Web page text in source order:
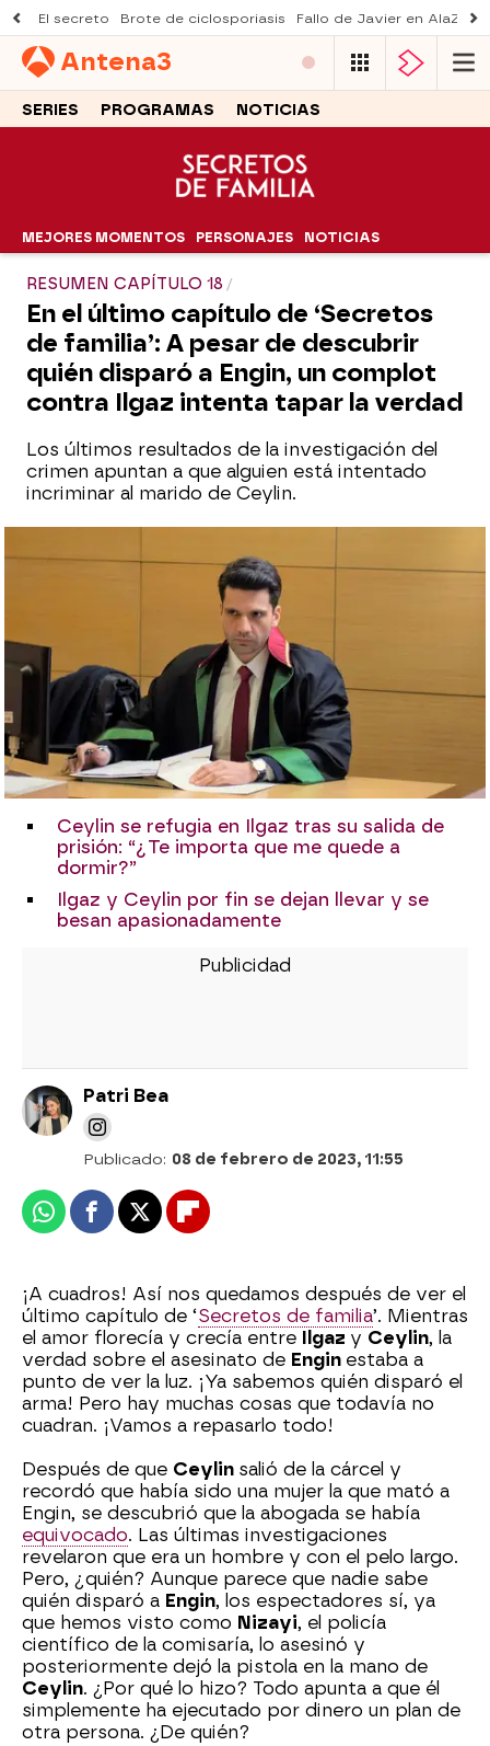
El secreto Brote de ciclosporiasis Fallo de Javier en AlaZ
Antena3
SERIES PROGRAMAS NOTICIAS
MEJORES MOMENTOS PERSONAJES NOTICIAS
RESUMEN CAPÍTULO 18
En el último capítulo de ‘Secretos
de familia’: A pesar de descubrir
quién disparó a Engin, un complot
contra Ilgaz intenta tapar la verdad
Los últimos resultados de la investigación del
crimen apuntan a que alguien está intentado
incriminar al marido de Ceylin.
Ceylin se refugia en Ilgaz tras su salida de
prisión: “¿Te importa que me quede a
dormir?”
Ilgaz y Ceylin por fin se dejan llevar y se
besan apasionadamente
Patri Bea
Publicado: 08 de febrero de 2023, 11:55
WhatsappFacebook
X Flipboard
¡A cuadros! Así nos quedamos después de ver el
último capítulo de ‘Secretos de familia’. Mientras
el amor florecía y crecía entre Ilgaz y Ceylin, la
verdad sobre el asesinato de Engin estaba a
punto de ver la luz. ¡Ya sabemos quién disparó el
arma! Pero hay muchas cosas que todavía no
cuadran. ¡Vamos a repasarlo todo!
Después de que Ceylin salió de la cárcel y
recordó que había sido una mujer la que mató a
Engin, se descubrió que la abogada se había
equivocado. Las últimas investigaciones
revelaron que era un hombre y con el pelo largo.
Pero, ¿quién? Aunque parece que nadie sabe
quién disparó a Engin, los espectadores sí, ya
que hemos visto como Nizayi, el policía
científico de la comisaría, lo asesinó y
posteriormente dejó la pistola en la mano de
Ceylin. ¿Por qué lo hizo? Todo apunta a que él
simplemente ha ejecutado por dinero un plan de
otra persona. ¿De quién?